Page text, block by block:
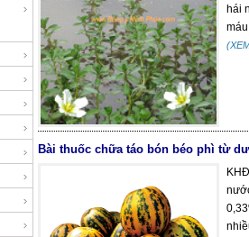
hái
Bài thuốc chữa táo bón béo phì từ